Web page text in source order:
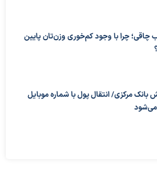
چاقی؛ چرا با وجود کم‌خوری وزن‌تان پایین
مرکزی/ انتقال پول با شماره موبایل
می‌شود